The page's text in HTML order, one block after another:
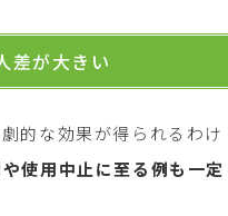
差が大きい
的な効果が得られるわけ
使用中止に至る例も一定